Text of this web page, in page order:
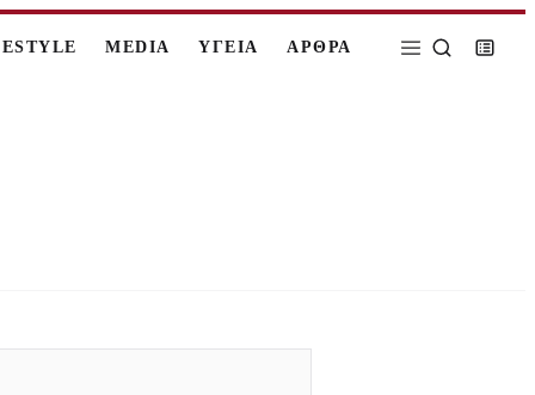
MEDIA ΥΓΕΙΑ ΑΡΘΡΑ